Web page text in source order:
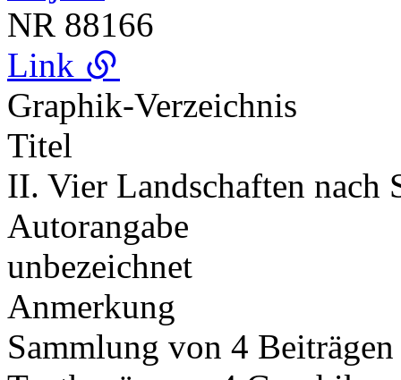
NR 88166
Link
Graphik-Verzeichnis
Titel
II. Vier Landschaften nach
Autorangabe
unbezeichnet
Anmerkung
Sammlung von 4